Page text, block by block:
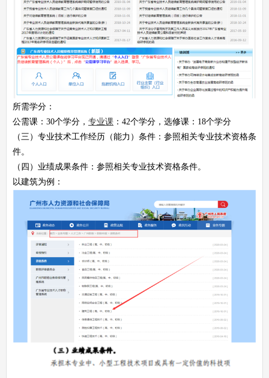
所需学分：
公需课：30个学分， 专业课 ：42个学分，选修课：18个学分
（三）专业技术工作经历（能力）条件：参照相关专业技术资格条
件。
（四）业绩成果条件：参照相关专业技术资格条件。
以建筑为例：